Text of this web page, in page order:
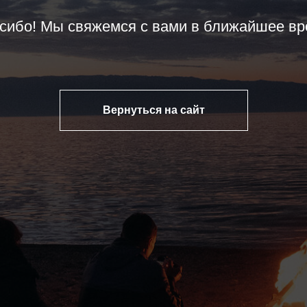
Мы свяжемся с вами в ближайшее
Вернуться на сайт